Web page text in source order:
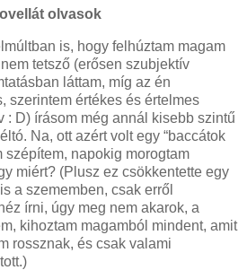
olvasok
is, hogy felhúztam magam
tetsző (erősen szubjektív
láttam, míg az én
szerintem értékes és értelmes
: D) írásom még annál kisebb szintű
Na, ott azért volt egy “baccátok
szépítem, napokig morogtam
miért? (Plusz ez csökkentette egy
a szememben, csak erről
írni, úgy meg nem akarok, a
kihoztam magamból mindent, amit
rossznak, és csak valami